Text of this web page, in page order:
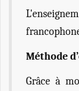
Méthode
Grâce à